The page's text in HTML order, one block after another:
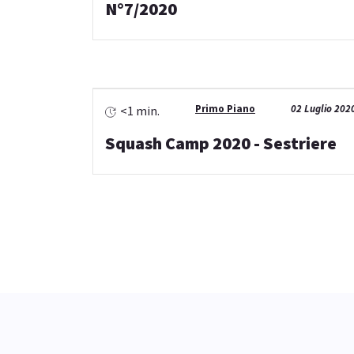
N°7/2020
02 Luglio
Primo Piano
<1 min.
Squash Camp 2020 - Sestriere